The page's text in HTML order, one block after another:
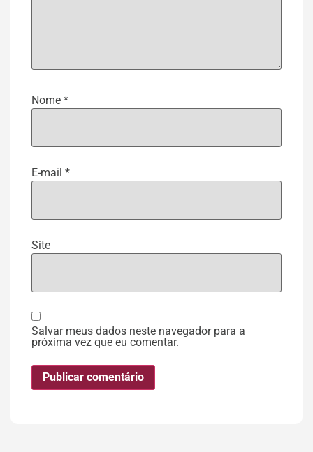
Nome *
E-mail *
Site
Salvar meus dados neste navegador para a
próxima vez que eu comentar.